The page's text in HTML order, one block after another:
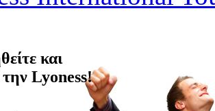
και
την Lyoness!